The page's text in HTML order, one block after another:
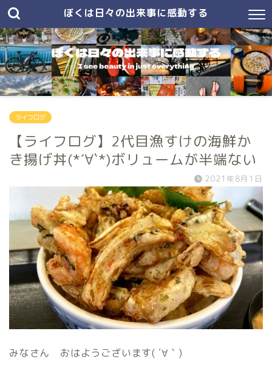
ぼくは日々の出来事に感動する
ライフログ
【ライフログ】2代目漁すけの海鮮か
き揚げ丼(*´∀`*)ボリュームが半端ない
2021年8月1日
みなさん おはようございます( ´∀｀)